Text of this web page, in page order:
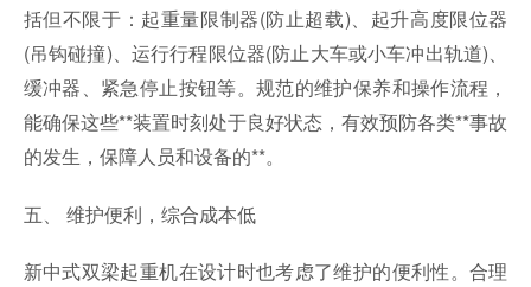
括但不限于：起重量限制器(防止超载)、起升高度限位器
(吊钩碰撞)、运行行程限位器(防止大车或小车冲出轨道)、
缓冲器、紧急停止按钮等。规范的维护保养和操作流程，
能确保这些**装置时刻处于良好状态，有效预防各类**事故
的发生，保障人员和设备的**。
五、 维护便利，综合成本低
新中式双梁起重机在设计时也考虑了维护的便利性。合理